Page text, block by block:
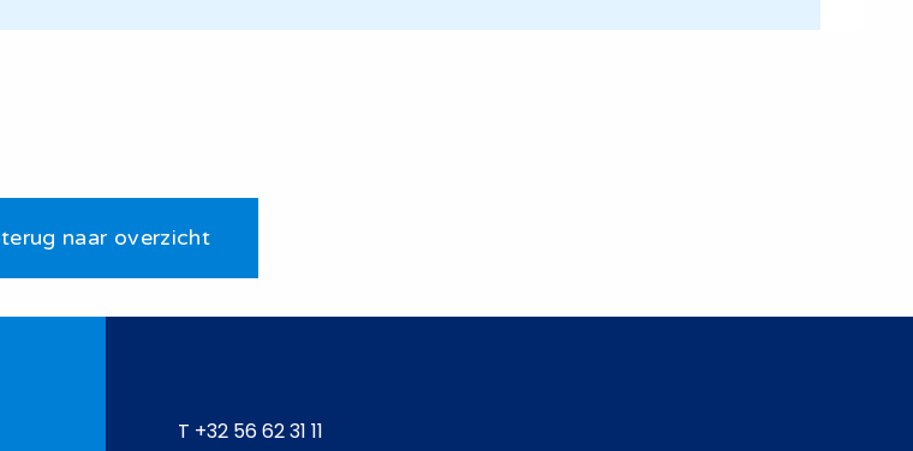
terug naar overzicht
T +32 56 62 31 11